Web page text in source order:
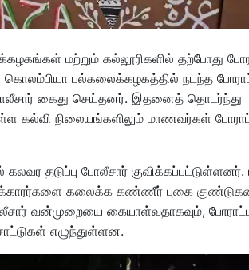
மற்றும் கல்லூரிகளில் தற்போது
கொலம்பியா பல்கலைக்கழகத்தில் நடந்த
கைது செய்தனர். இதனைத் தொடர்ந்து
கல்வி நிலையங்களிலும் மாணவர்கள்
தடுப்பு போலீசார் குவிக்கப்பட்டுள்ளனர்.
கலைக்க கண்ணீர் புகை
வன்முறையை கையாள்வதாகவும்,
எழுந்துள்ளன.